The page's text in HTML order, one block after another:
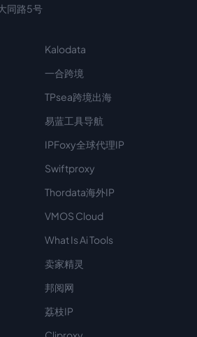
同路5号
Kalodata
一合跨境
TPsea跨境出海
易蓝工具导航
IPFoxy全球代理IP
Swiftproxy
Thordata海外IP
VMOS Cloud
What Is Ai Tools
卖家精灵
邦阅网
荔枝IP